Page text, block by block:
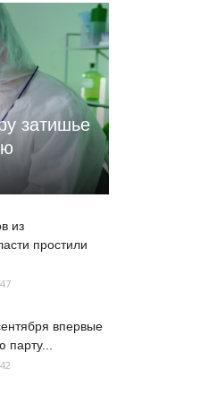
затишье
из
простили
впервые
парту...